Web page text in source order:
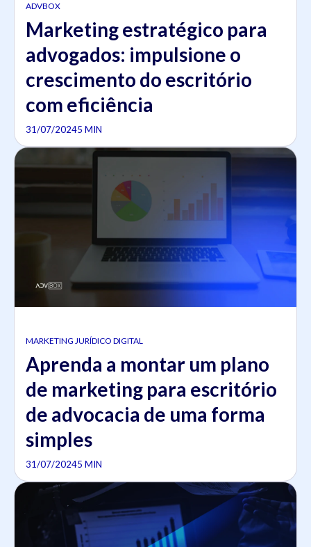
ADVBOX
Marketing estratégico para
advogados: impulsione o
crescimento do escritório
com eficiência
31/07/20245 MIN
MARKETING JURÍDICO DIGITAL
Aprenda a montar um plano
de marketing para escritório
de advocacia de uma forma
simples
31/07/20245 MIN